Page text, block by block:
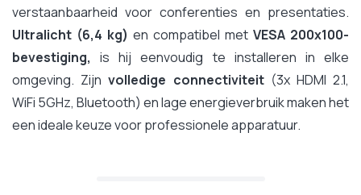
verstaanbaarheid voor conferenties en presentaties.
Ultralicht (6,4 kg) en compatibel met VESA 200x100-
bevestiging, is hij eenvoudig te installeren in elke
omgeving. Zijnvolledige connectiviteit(3x HDMI 2.1,
WiFi 5GHz, Bluetooth) en lage energieverbruik maken het
een ideale keuze voor professionele apparatuur.